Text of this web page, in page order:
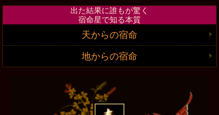
出た結果に誰もが驚く
宿命星で知る本質
天からの宿命
地からの宿命